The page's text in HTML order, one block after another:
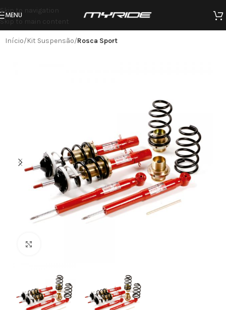
Skip to navigation
Skip to main content
MENU
Início Kit Suspensão Rosca Sport